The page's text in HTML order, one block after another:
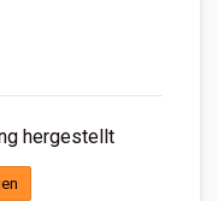
hergestellt